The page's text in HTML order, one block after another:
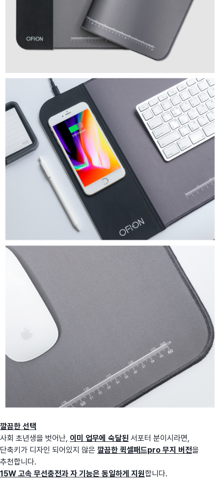
깔끔한 선택
사회 초년생을 벗어난, 이미 업무에 숙달된 서포터 분이시라면,
단축키가 디자인 되어있지 않은 깔끔한 퀵셀패드pro 무지 버전을
추천합니다.
15W 고속 무선충전과 자 기능은 동일하게 지원합니다.